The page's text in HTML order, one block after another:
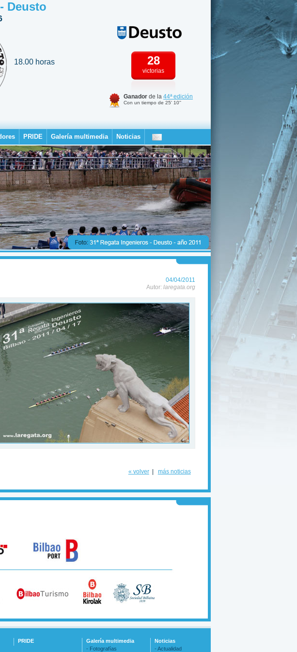
Deusto
18.00 horas 28
victorias
Ganador de la 44ª edición
Con un tiempo de 25' 10''
PRIDE Galería multimedia Noticias
04/04/2011
Autor: laregata.org
« volver| más noticias
PRIDE
Galería multimedia
- Fotografías
Noticias
- Actualidad